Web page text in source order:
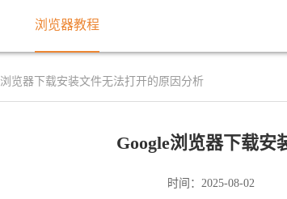
浏览器教程
浏览器下载安装文件无法打开的原因分析
Google浏览器下载安
时间：2025-08-02